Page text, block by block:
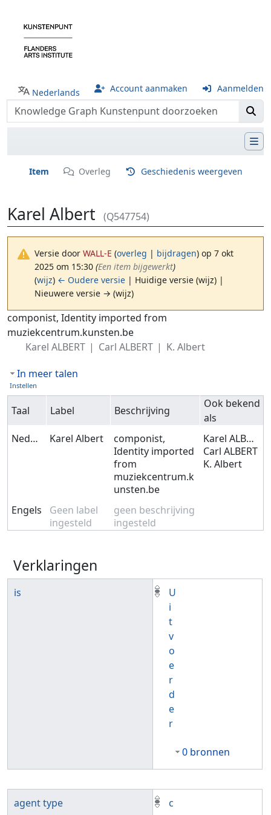
Nederlands Account aanmaken Aanmelden
Item Overleg Geschiedenis weergeven
Karel Albert (Q547754)
Versie door WALL-E (overleg | bijdragen) op 7 okt
2025 om 15:30 (‎Een item bijgewerkt)
(wijz) ← Oudere versie | Huidige versie (wijz) |
Nieuwere versie → (wijz)
Ga naar:navigatie,zoeken
componist, Identity imported from
muziekcentrum.kunsten.be
Karel ALBERT
Carl ALBERT
K. Albert
In meer talen
Instellen
Taal Label Beschrijving
Ook bekend
als
Nederlands
Karel Albert
componist,
Identity imported
from
muziekcentrum.k
unsten.be
Karel ALBERT
Carl ALBERT
K. Albert
Engels
Geen label
ingesteld
geen beschrijving
ingesteld
Verklaringen
is
U
i
t
v
o
e
r
d
e
r
0 bronnen
agent type
c